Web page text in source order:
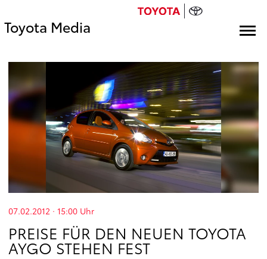
Toyota Media
07.02.2012 · 15:00 Uhr
PREISE FÜR DEN NEUEN TOYOTA
AYGO STEHEN FEST